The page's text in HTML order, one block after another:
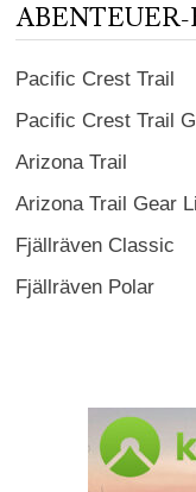
ABENTEUER-
Pacific Crest Trail
Pacific Crest Trail
Arizona Trail
Arizona Trail Gear
Fjällräven Classic
Fjällräven Polar